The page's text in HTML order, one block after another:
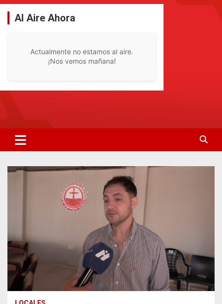
Saltar
contenido
Al Aire Ahora
Actualmente no estamos al aire.
¡Nos vemos mañana!